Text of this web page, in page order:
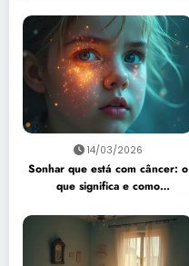
14/03/2026
Sonhar que está com câncer: o
que significa e como